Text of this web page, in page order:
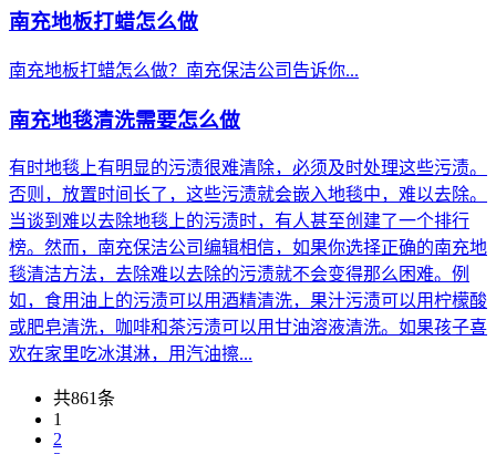
南充地板打蜡怎么做
南充地板打蜡怎么做？南充保洁公司告诉你...
南充地毯清洗需要怎么做
有时地毯上有明显的污渍很难清除，必须及时处理这些污渍。
否则，放置时间长了，这些污渍就会嵌入地毯中，难以去除。
当谈到难以去除地毯上的污渍时，有人甚至创建了一个排行
榜。然而，南充保洁公司编辑相信，如果你选择正确的南充地
毯清洁方法，去除难以去除的污渍就不会变得那么困难。例
如，食用油上的污渍可以用酒精清洗，果汁污渍可以用柠檬酸
或肥皂清洗，咖啡和茶污渍可以用甘油溶液清洗。如果孩子喜
欢在家里吃冰淇淋，用汽油擦...
共861条
1
2